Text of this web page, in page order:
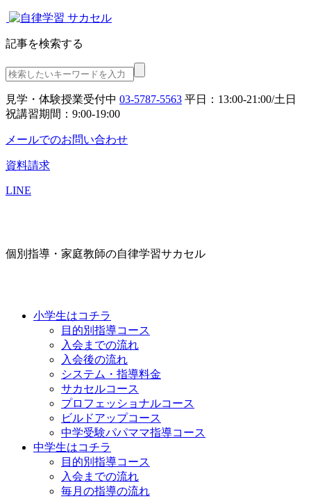
記事を検索する
見学・体験授業受付中 03-5787-5563 平日：13:00-21:00/土日
祝講習期間：9:00-19:00
メールでのお問い合わせ
資料請求
LINE
個別指導・家庭教師の自律学習サカセル
小学生はコチラ
目的別指導コース
入会までの流れ
入会後の流れ
システム・指導料金
サカセルコース
プロフェッショナルコース
ビルドアップコース
中学受験パパママ指導コース
中学生はコチラ
目的別指導コース
入会までの流れ
毎月の指導の流れ